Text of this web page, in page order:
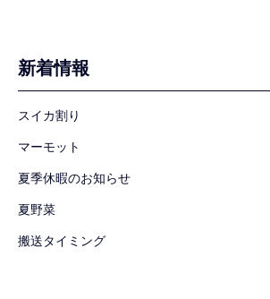
新着情報
スイカ割り
マーモット
夏季休暇のお知らせ
夏野菜
搬送タイミング